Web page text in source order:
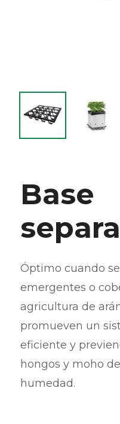
Base
Óptimo cuando
emergentes o
agricultura de
promueven un
eficiente y
hongos y moho
humedad.